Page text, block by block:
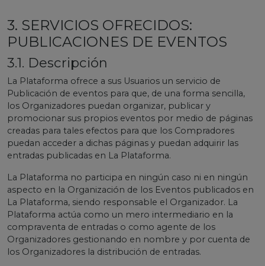
3. SERVICIOS OFRECIDOS:
PUBLICACIONES DE EVENTOS
3.1. Descripción
La Plataforma ofrece a sus Usuarios un servicio de
Publicación de eventos para que, de una forma sencilla,
los Organizadores puedan organizar, publicar y
promocionar sus propios eventos por medio de páginas
creadas para tales efectos para que los Compradores
puedan acceder a dichas páginas y puedan adquirir las
entradas publicadas en La Plataforma.
La Plataforma no participa en ningún caso ni en ningún
aspecto en la Organización de los Eventos publicados en
La Plataforma, siendo responsable el Organizador. La
Plataforma actúa como un mero intermediario en la
compraventa de entradas o como agente de los
Organizadores gestionando en nombre y por cuenta de
los Organizadores la distribución de entradas.